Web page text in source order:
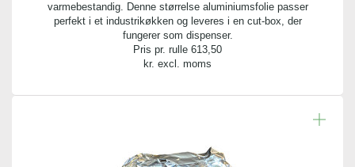
Meter per rulle:
20,00 m
15,00 cm
varmebestandig. Denne størrelse aluminiumsfolie passer
perfekt i et industrikøkken og leveres i en cut-box, der
fungerer som dispenser.
Pris pr. rulle 613,50
kr. excl. moms